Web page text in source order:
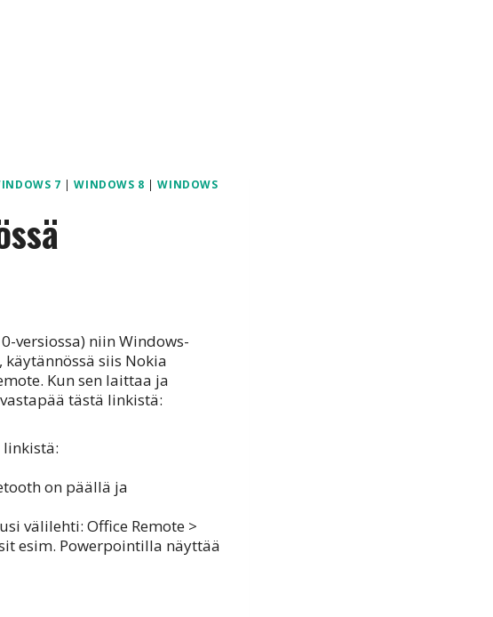
7 |WINDOWS 8 |WINDOWS
versiossa) niin Windows-
siis Nokia
Kun sen laittaa ja
tästä linkistä:
linkistä:
on päällä ja
välilehti: Office Remote >
esim. Powerpointilla näyttää